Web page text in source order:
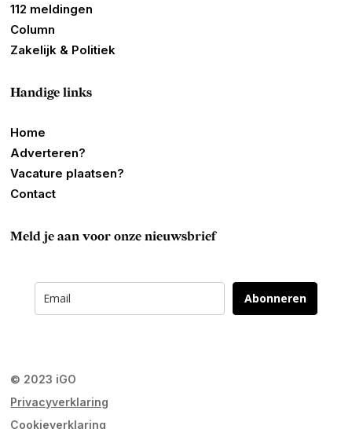
112 meldingen
Column
Zakelijk & Politiek
Handige links
Home
Adverteren?
Vacature plaatsen?
Contact
Meld je aan voor onze nieuwsbrief
Abonneren
© 2023 iGO
Privacyverklaring
Cookieverklaring